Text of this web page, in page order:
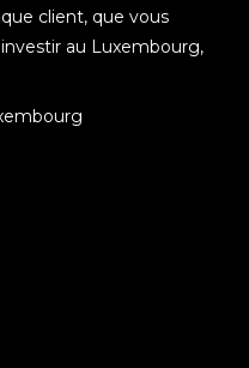
client, que vous
au Luxembourg,